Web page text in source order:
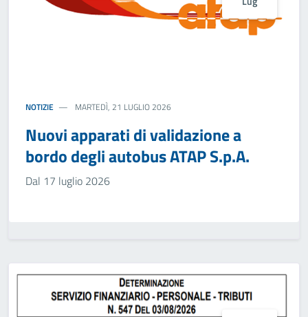
NOTIZIE MARTEDÌ, 21 LUGLIO 2026
Nuovi apparati di validazione a
bordo degli autobus ATAP S.p.A.
Dal 17 luglio 2026